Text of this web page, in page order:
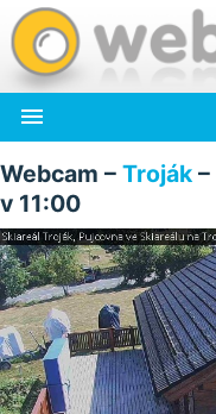

Webcam – Troják –
v 11:00